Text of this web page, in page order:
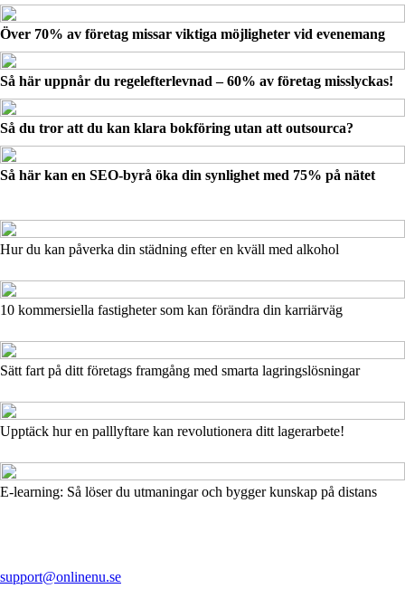
Över 70% av företag missar viktiga möjligheter vid evenemang
Så här uppnår du regelefterlevnad – 60% av företag misslyckas!
Så du tror att du kan klara bokföring utan att outsourca?
Så här kan en SEO-byrå öka din synlighet med 75% på nätet
Hur du kan påverka din städning efter en kväll med alkohol
10 kommersiella fastigheter som kan förändra din karriärväg
Sätt fart på ditt företags framgång med smarta lagringslösningar
Upptäck hur en palllyftare kan revolutionera ditt lagerarbete!
E-learning: Så löser du utmaningar och bygger kunskap på distans
support@onlinenu.se